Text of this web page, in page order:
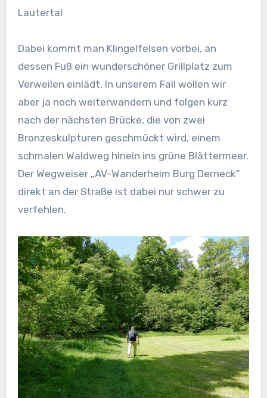
Lautertal
Dabei kommt man Klingelfelsen vorbei, an
dessen Fuß ein wunderschöner Grillplatz zum
Verweilen einlädt. In unserem Fall wollen wir
aber ja noch weiterwandern und folgen kurz
nach der nächsten Brücke, die von zwei
Bronzeskulpturen geschmückt wird, einem
schmalen Waldweg hinein ins grüne Blättermeer.
Der Wegweiser „AV-Wanderheim Burg Derneck“
direkt an der Straße ist dabei nur schwer zu
verfehlen.